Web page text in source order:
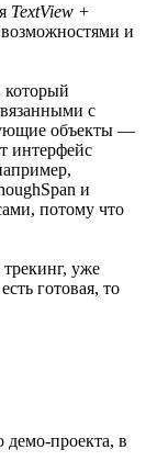
TextView +
возможностями и
который
с
объекты —
интерфейс
и
потому что
трекинг, уже
готовая, то
демо-проекта, в